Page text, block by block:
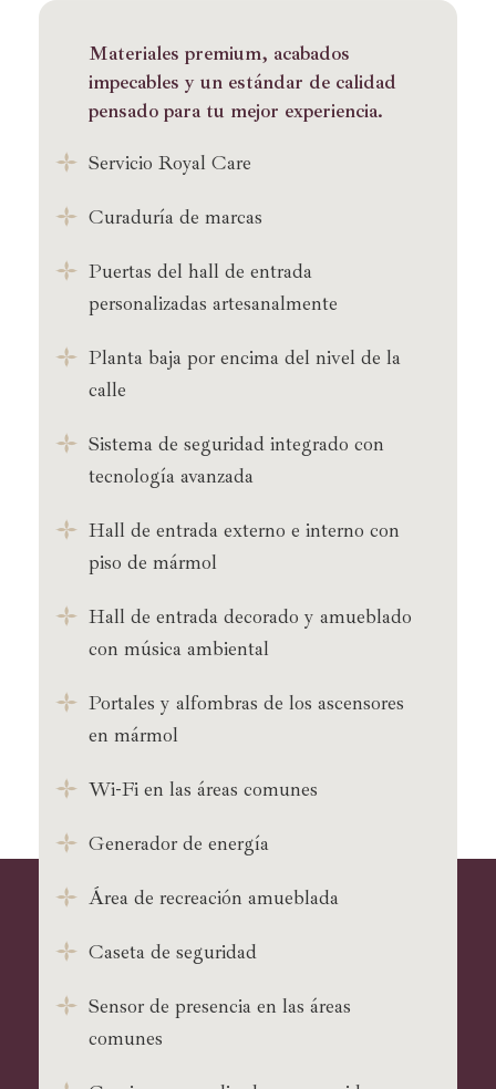
Materiales premium, acabados
impecables y un estándar de calidad
pensado para tu mejor experiencia.
Servicio Royal Care
Curaduría de marcas
Puertas del hall de entrada
personalizadas artesanalmente
Planta baja por encima del nivel de la
calle
Sistema de seguridad integrado con
tecnología avanzada
Hall de entrada externo e interno con
piso de mármol
Hall de entrada decorado y amueblado
con música ambiental
Portales y alfombras de los ascensores
en mármol
Wi-Fi en las áreas comunes
Generador de energía
Área de recreación amueblada
Caseta de seguridad
Sensor de presencia en las áreas
comunes